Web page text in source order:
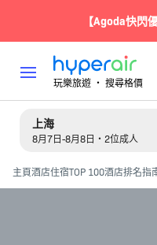
【Agoda快閃
玩樂旅遊 ‧ 搜尋格價
上海
8月7日-8月8日・2位成人
主頁酒店住宿TOP 100酒店排名指